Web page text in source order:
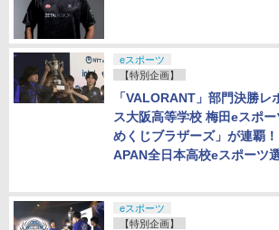
eスポーツ
【特別企画】
「VALORANT」部門決勝レ
ス大阪高等学校 梅田eスポ
めくじブラザーズ」が連覇
APAN全日本高校eスポーツ選
eスポーツ
【特別企画】